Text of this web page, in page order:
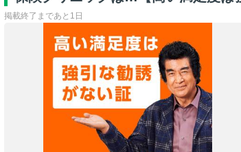
掲載終了まであと1日